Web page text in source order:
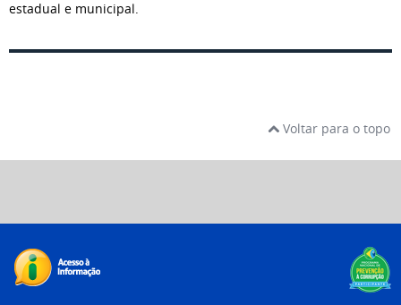
estadual e municipal.
Voltar para o topo